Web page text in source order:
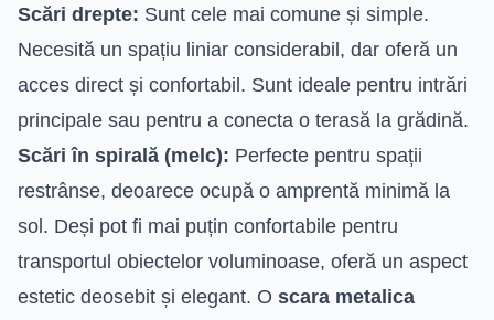
Scări drepte: Sunt cele mai comune și simple.
Necesită un spațiu liniar considerabil, dar oferă un
acces direct și confortabil. Sunt ideale pentru intrări
principale sau pentru a conecta o terasă la grădină.
Scări în spirală (melc): Perfecte pentru spații
restrânse, deoarece ocupă o amprentă minimă la
sol. Deși pot fi mai puțin confortabile pentru
transportul obiectelor voluminoase, oferă un aspect
estetic deosebit și elegant. O scara metalica